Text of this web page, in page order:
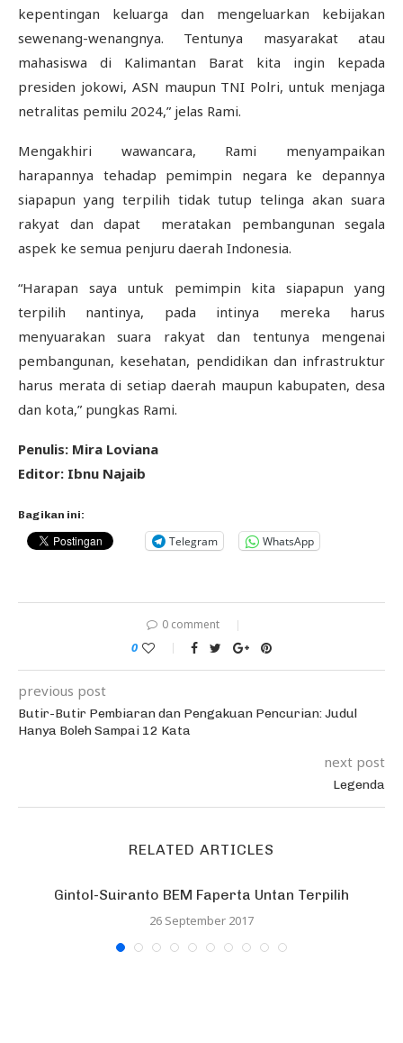
kepentingan keluarga dan mengeluarkan kebijakan
sewenang-wenangnya. Tentunya masyarakat atau
mahasiswa di Kalimantan Barat kita ingin kepada
presiden jokowi, ASN maupun TNI Polri, untuk menjaga
netralitas pemilu 2024,” jelas Rami.
Mengakhiri wawancara, Rami menyampaikan
harapannya tehadap pemimpin negara ke depannya
siapapun yang terpilih tidak tutup telinga akan suara
rakyat dan dapat meratakan pembangunan segala
aspek ke semua penjuru daerah Indonesia.
“Harapan saya untuk pemimpin kita siapapun yang
terpilih nantinya, pada intinya mereka harus
menyuarakan suara rakyat dan tentunya mengenai
pembangunan, kesehatan, pendidikan dan infrastruktur
harus merata di setiap daerah maupun kabupaten, desa
dan kota,” pungkas Rami.
Penulis: Mira Loviana
Editor: Ibnu Najaib
Bagikan ini:
Telegram WhatsApp
0 comment
0
previous post
Butir-Butir Pembiaran dan Pengakuan Pencurian: Judul
Hanya Boleh Sampai 12 Kata
next post
Legenda
RELATED ARTICLES
Gintol-Suiranto BEM Faperta Untan Terpilih
26 September 2017